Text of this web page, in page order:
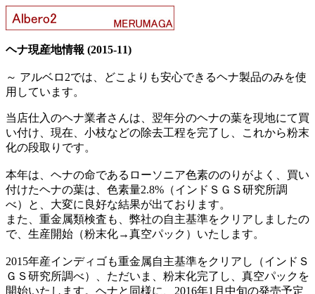
ヘナ現産地情報 (2015-11)
～ アルベロ2では、どこよりも安心できるヘナ製品のみを使
用しています。
当店仕入のヘナ業者さんは、翌年分のヘナの葉を現地にて買
い付け、現在、小枝などの除去工程を完了し、これから粉末
化の段取りです。
本年は、ヘナの命であるローソニア色素ののりがよく、買い
付けたヘナの葉は、色素量2.8%（インドＳＧＳ研究所調
べ）と、大変に良好な結果が出ております。
また、重金属類検査も、弊社の自主基準をクリアしましたの
で、生産開始（粉末化→真空パック）いたします。
2015年産インディゴも重金属自主基準をクリアし（インドＳ
ＧＳ研究所調べ）、ただいま、粉末化完了し、真空パックを
開始いたします。ヘナと同様に、2016年1月中旬の発売予定